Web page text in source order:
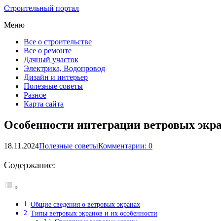
Строительный портал
Меню
Все о строительстве
Все о ремонте
Дачный участок
Электрика, Водопровод
Дизайн и интерьер
Полезные советы
Разное
Карта сайта
Особенности интеграции ветровых
18.11.2024Полезные советыКомментарии: 0
Содержание:
Общие сведения о ветровых экранах
Типы ветровых экранов и их особенности